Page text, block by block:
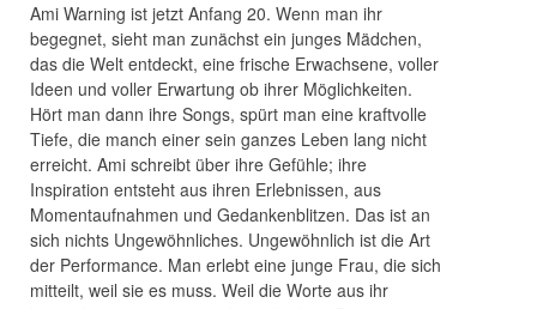
Ami Warning ist jetzt Anfang 20. Wenn man ihr
begegnet, sieht man zunächst ein junges Mädchen,
das die Welt entdeckt, eine frische Erwachsene, voller
Ideen und voller Erwartung ob ihrer Möglichkeiten.
Hört man dann ihre Songs, spürt man eine kraftvolle
Tiefe, die manch einer sein ganzes Leben lang nicht
erreicht. Ami schreibt über ihre Gefühle; ihre
Inspiration entsteht aus ihren Erlebnissen, aus
Momentaufnahmen und Gedankenblitzen. Das ist an
sich nichts Ungewöhnliches. Ungewöhnlich ist die Art
der Performance. Man erlebt eine junge Frau, die sich
mitteilt, weil sie es muss. Weil die Worte aus ihr